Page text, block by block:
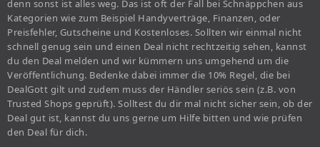
denn sonst ist alles weg. Das ist oft der Fall bei Schnäppchen aus
Kategorien wie zum Beispiel Handyverträge, Finanzen, oder
Preisfehler, Gutscheine und Kostenloses. Sollten wir einmal nicht
schnell genug sein und einen Deal nicht rechtzeitig sehen, kannst
du den Deal melden und wir kümmern uns umgehend um die
Veröffentlichung. Bedenke dabei immer die 10% Regel, die bei
DealGott gilt und zudem muss der Händler seriös sein (z.B. von
Trusted Shops geprüft). Solltest du dir mal nicht sicher sein, ob der
Deal gut ist, kannst du uns gerne um Hilfe bitten und wie prüfen
den Deal für dich.